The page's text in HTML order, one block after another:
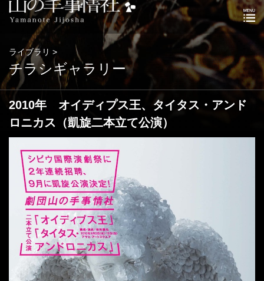
ライブラリ >
チラシギャラリー
2010年 オイディプス王、タイタス・アンド
ロニカス（凱旋二本立て公演）